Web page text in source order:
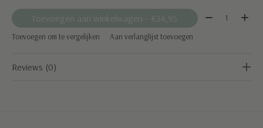
Toevoegen aan winkelwagen — €34,95 Aantal:
Toevoegen om te vergelijken Aan verlanglijst toevoegen
Reviews (0)